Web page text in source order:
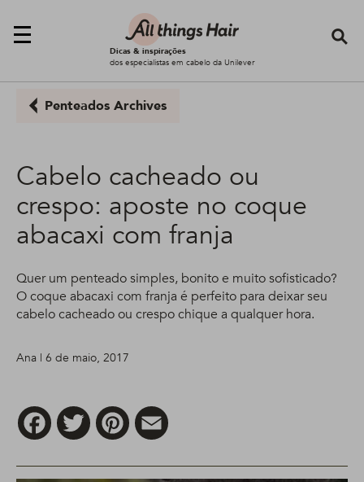
Dicas & inspirações
dos especialistas em cabelo da Unilever
Penteados Archives
Cabelo cacheado ou
crespo: aposte no coque
abacaxi com franja
Quer um penteado simples, bonito e muito sofisticado?
O coque abacaxi com franja é perfeito para deixar seu
cabelo cacheado ou crespo chique a qualquer hora.
Ana | 6 de maio, 2017
FacebookTwitter Pinterest